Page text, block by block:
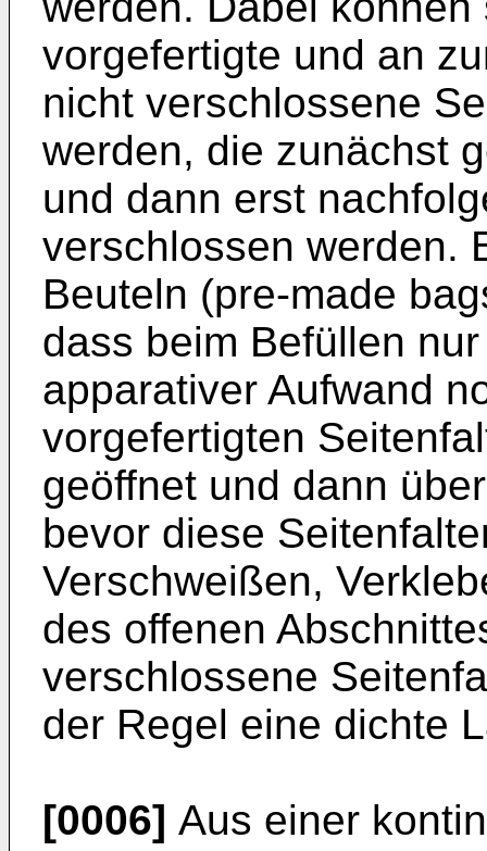
vorgefertigte und an
nicht verschlossene
werden, die zunächst
und dann erst
verschlossen werden.
Beuteln (pre-made
dass beim Befüllen
apparativer Aufwand
vorgefertigten
geöffnet und dann
bevor diese
Verschweißen,
des offenen
verschlossene
der Regel eine dichte
[0006] Aus einer